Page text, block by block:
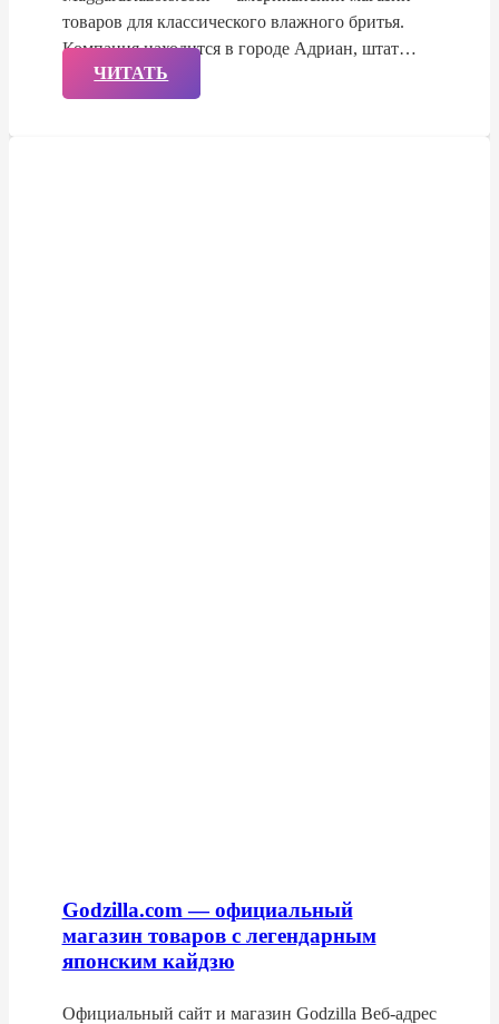
товаров для классического влажного бритья.
Компания находится в городе Адриан, штат…
ЧИТАТЬ
Godzilla.com — официальный
магазин товаров с легендарным
японским кайдзю
Официальный сайт и магазин Godzilla Веб-адрес